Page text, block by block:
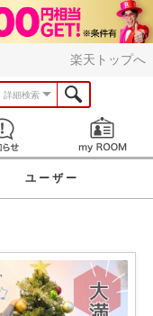
楽天トップへ
詳細検索
お知らせ
ユーザー